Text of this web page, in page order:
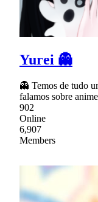
Yurei 👻
👻 Temos de tudo
falamos sobre
902
Online
6,907
Members